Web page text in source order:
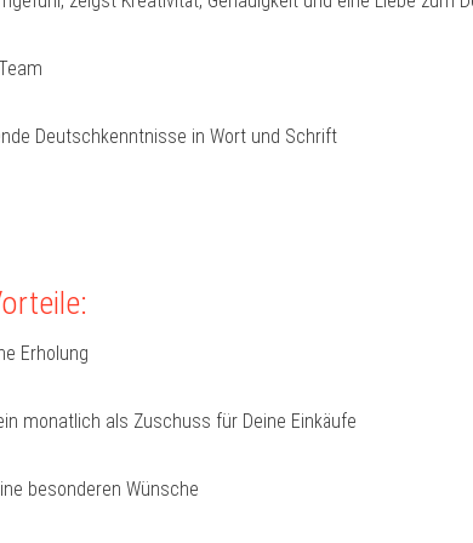
Deutschkenntnisse in Wort und Schrift
Erholung
monatlich als Zuschuss für Deine Einkäufe
besonderen Wünsche